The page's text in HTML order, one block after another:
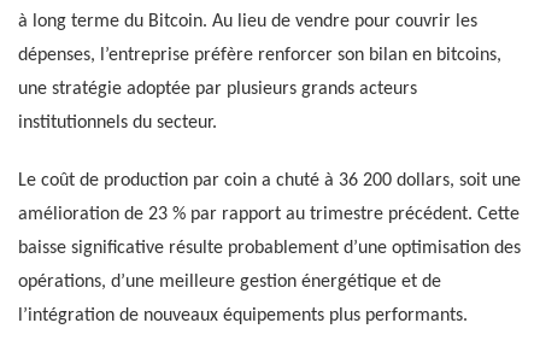
à long terme du Bitcoin. Au lieu de vendre pour couvrir les
dépenses, l’entreprise préfère renforcer son bilan en bitcoins,
une stratégie adoptée par plusieurs grands acteurs
institutionnels du secteur.
Le coût de production par coin a chuté à 36 200 dollars, soit une
amélioration de 23 % par rapport au trimestre précédent. Cette
baisse significative résulte probablement d’une optimisation des
opérations, d’une meilleure gestion énergétique et de
l’intégration de nouveaux équipements plus performants.